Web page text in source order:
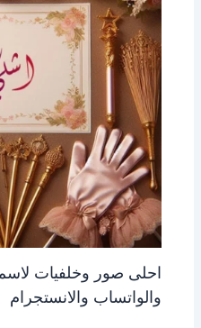
احلى صور وخلفيات
والواتساب والانستجرام